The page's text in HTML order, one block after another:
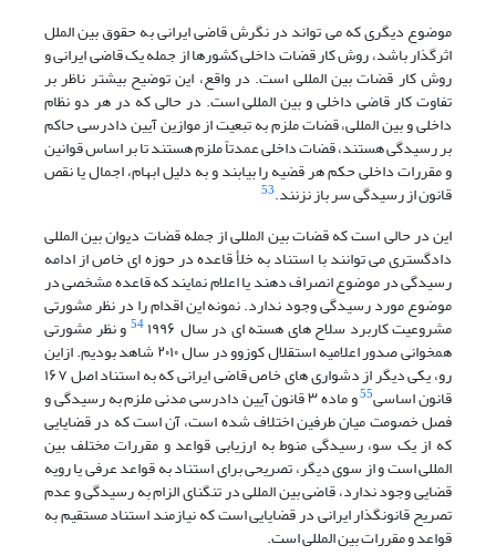
موضوع دیگری که می تواند در نگرش قاضی ایرانی به حقوق بین الملل
اثرگذار باشد، روش کار قضات داخلی کشورها از جمله یک قاضی ایرانی و
روش کار قضات بین المللی است. در واقع، این توضیح بیشتر ناظر بر
تفاوت کار قاضی داخلی و بین المللی است. در حالی که در هر دو نظام
داخلی و بین المللی، قضات ملزم به تبعیت از موازین آیین دادرسی حاکم
بر رسیدگی هستند، قضات داخلی عمدتاً ملزم هستند تا بر اساس قوانین
و مقررات داخلی حکم هر قضیه را بیابند و به دلیل ابهام، اجمال یا نقص
قانون از رسیدگی سر باز نزنند.53
این در حالی است که قضات بین المللی از جمله قضات دیوان بین المللی
دادگستری می توانند با استناد به خلأ قاعده در حوزه ای خاص از ادامه
رسیدگی در موضوع انصراف دهند یا اعلام نمایند که قاعده مشخصی در
موضوع مورد رسیدگی وجود ندارد. نمونه این اقدام را در نظر مشورتی
مشروعیت کاربرد سلاح های هسته ای در سال ۱۹۹۶ 54 و نظر مشورتی
همخوانی صدور اعلامیه استقلال کوزوو در سال ۲۰۱۰ شاهد بودیم. ازاین
رو، یکی دیگر از دشواری های خاص قاضی ایرانی که به استناد اصل ۱۶۷
قانون اساسی55 و ماده ۳ قانون آیین دادرسی مدنی ملزم به رسیدگی و
فصل خصومت میان طرفین اختلاف شده است، آن است که در قضایایی
که از یک سو، رسیدگی منوط به ارزیابی قواعد و مقررات مختلف بین
المللی است و از سوی دیگر، تصریحی برای استناد به قواعد عرفی یا رویه
قضایی وجود ندارد، قاضی بین المللی در تنگنای الزام به رسیدگی و عدم
تصریح قانونگذار ایرانی در قضایایی است که نیازمند استناد مستقیم به
قواعد و مقررات بین المللی است.